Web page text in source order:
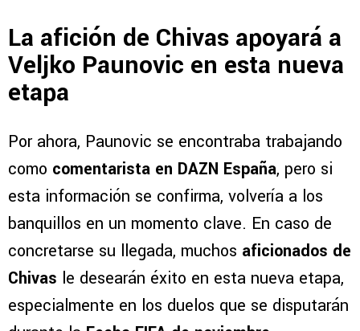
La afición de Chivas apoyará a
Veljko Paunovic en esta nueva
etapa
Por ahora, Paunovic se encontraba trabajando
como comentarista en DAZN España, pero si
esta información se confirma, volvería a los
banquillos en un momento clave. En caso de
concretarse su llegada, muchos aficionados de
Chivas le desearán éxito en esta nueva etapa,
especialmente en los duelos que se disputarán